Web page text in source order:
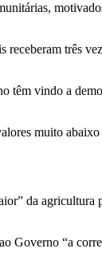
três
têm vindo a
muito
da agricultura
Governo “a